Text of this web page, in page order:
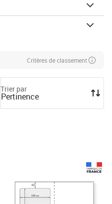
Critères de classement
Trier par
Pertinence